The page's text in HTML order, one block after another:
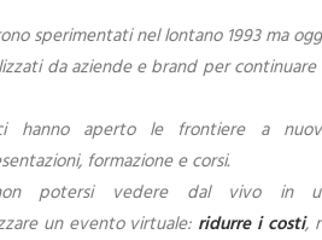
sperimentati nel lontano 1993 ma
da aziende e brand per
hanno aperto le frontiere a
formazione e corsi.
potersi vedere dal vivo in
un evento virtuale: ridurre i costi,